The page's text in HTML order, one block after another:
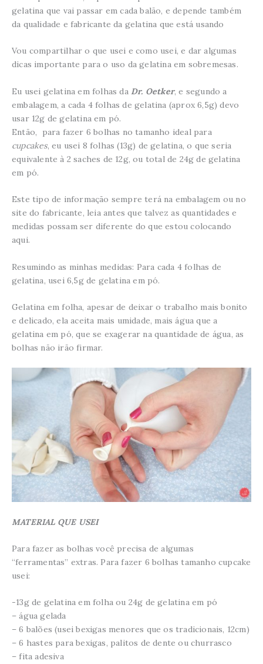
gelatina que vai passar em cada balão, e depende também
da qualidade e fabricante da gelatina que está usando
Vou compartilhar o que usei e como usei, e dar algumas
dicas importante para o uso da gelatina em sobremesas.
Eu usei gelatina em folhas da Dr. Oetker, e segundo a
embalagem, a cada 4 folhas de gelatina (aprox 6,5g) devo
usar 12g de gelatina em pó.
Então, para fazer 6 bolhas no tamanho ideal para
cupcakes, eu usei 8 folhas (13g) de gelatina, o que seria
equivalente à 2 saches de 12g, ou total de 24g de gelatina
em pó.
Este tipo de informação sempre terá na embalagem ou no
site do fabricante, leia antes que talvez as quantidades e
medidas possam ser diferente do que estou colocando
aqui.
Resumindo as minhas medidas: Para cada 4 folhas de
gelatina, usei 6,5g de gelatina em pó.
Gelatina em folha, apesar de deixar o trabalho mais bonito
e delicado, ela aceita mais umidade, mais água que a
gelatina em pó, que se exagerar na quantidade de água, as
bolhas não irão firmar.
MATERIAL QUE USEI
Para fazer as bolhas você precisa de algumas
“ferramentas” extras. Para fazer 6 bolhas tamanho cupcake
usei:
-13g de gelatina em folha ou 24g de gelatina em pó
– água gelada
– 6 balões (usei bexigas menores que os tradicionais, 12cm)
– 6 hastes para bexigas, palitos de dente ou churrasco
– fita adesiva